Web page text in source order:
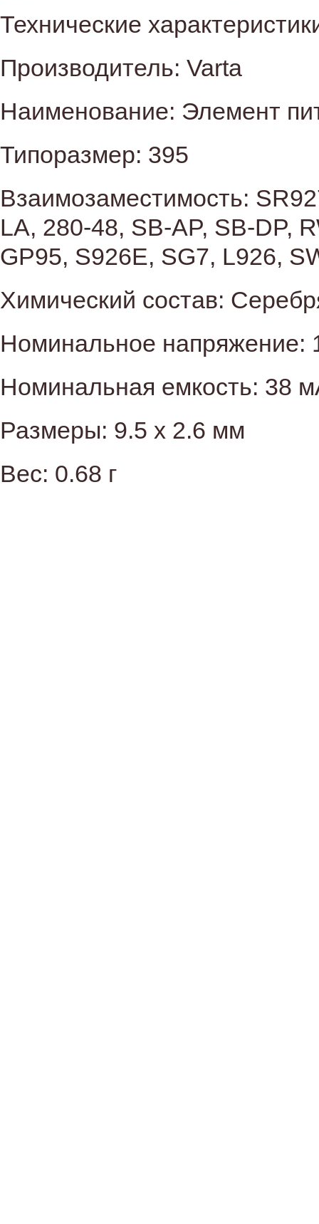
Технические
Производитель: Varta
Наименование: Элемент
Типоразмер: 395
Взаимозаместимость:
LA, 280-48, SB-AP, SB-DP,
GP95, S926E, SG7, L926,
Химический состав:
Номинальное напряжение:
Номинальная емкость: 38
Размеры: 9.5 x 2.6 мм
Вес: 0.68 г